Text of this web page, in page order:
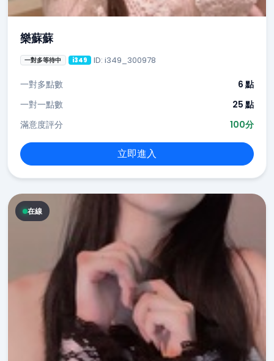
樂蘇蘇
一對多等待中 i349 ID: i349_300978
一對多點數
6 點
一對一點數
25 點
滿意度評分
100分
立即進入
在線